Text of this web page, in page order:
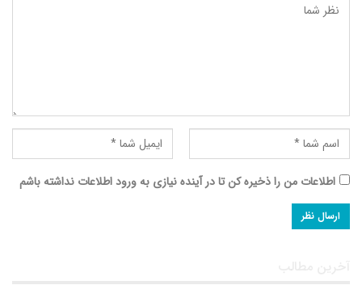
اطلاعات من را ذخیره کن تا در آینده نیازی به ورود اطلاعات نداشته باشم
آخرین مطالب